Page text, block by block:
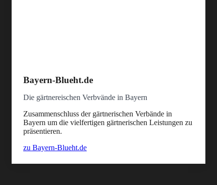
Bayern-Blueht.de
Die gärtnereischen Verbvände in Bayern
Zusammenschluss der gärtnerischen Verbände in
Bayern um die vielfertigen gärtnerischen Leistungen zu
präsentieren.
zu Bayern-Blueht.de